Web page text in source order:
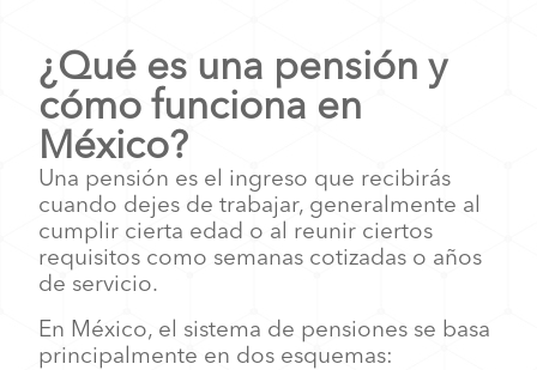
¿Qué es una pensión y
cómo funciona en
México?
Una pensión es el ingreso que recibirás
cuando dejes de trabajar, generalmente al
cumplir cierta edad o al reunir ciertos
requisitos como semanas cotizadas o años
de servicio.
En México, el sistema de pensiones se basa
principalmente en dos esquemas: